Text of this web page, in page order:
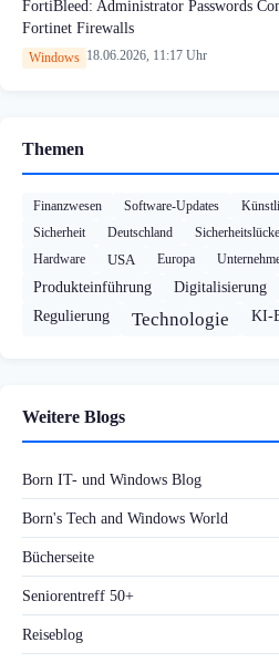
FortiBleed: Administrator Passwords
Fortinet Firewalls
Windows 18.06.2026, 11:17 Uhr
Themen
Finanzwesen Software-Updates
Sicherheit
Deutschland
Hardware
USA Europa
Produkteinführung Digitalisierung
Regulierung
Technologie KI-
Weitere Blogs
Born IT- und Windows Blog
Born's Tech and Windows World
Bücherseite
Seniorentreff 50+
Reiseblog